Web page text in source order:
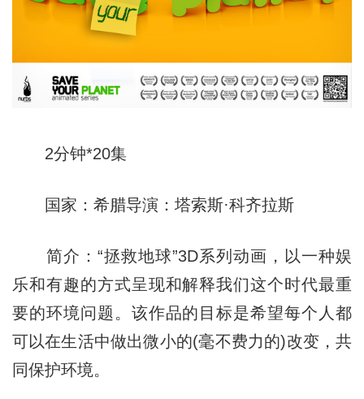
2分钟*20集
国家：希腊导演：塔索斯·科齐拉斯
简介：“拯救地球”3D系列动画，以一种娱
乐和有趣的方式呈现和解释我们这个时代最重
要的环境问题。该作品的目标是希望每个人都
可以在生活中做出微小的(毫不费力的)改变，共
同保护环境。